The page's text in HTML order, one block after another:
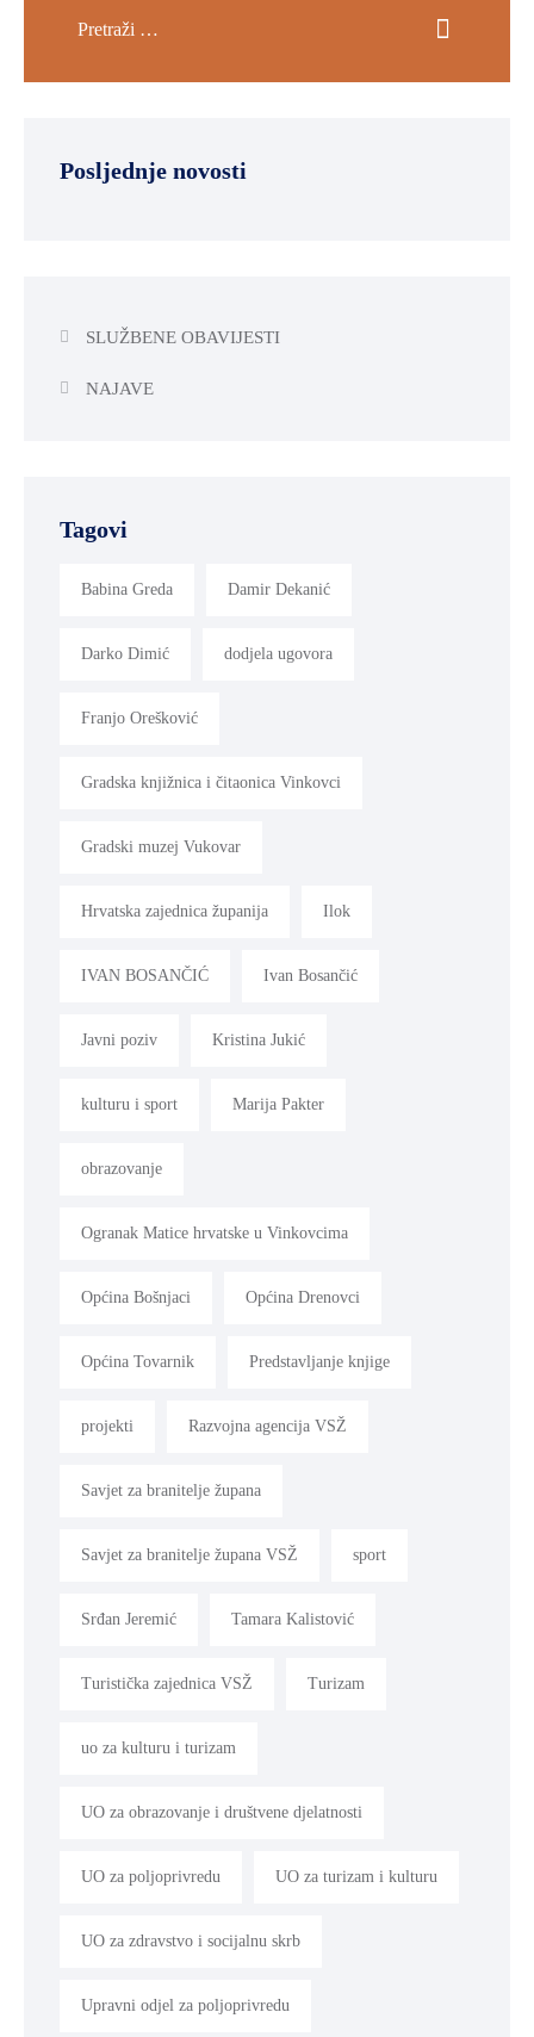
Posljednje novosti
SLUŽBENE OBAVIJESTI
NAJAVE
Tagovi
Babina Greda Damir Dekanić
Darko Dimić dodjela ugovora
Franjo Orešković
Gradska knjižnica i čitaonica Vinkovci
Gradski muzej Vukovar
Hrvatska zajednica županija Ilok
IVAN BOSANČIĆ Ivan Bosančić
Javni poziv Kristina Jukić
kulturu i sport Marija Pakter
obrazovanje
Ogranak Matice hrvatske u Vinkovcima
Općina Bošnjaci Općina Drenovci
Općina Tovarnik Predstavljanje knjige
projekti Razvojna agencija VSŽ
Savjet za branitelje župana
Savjet za branitelje župana VSŽ sport
Srđan Jeremić Tamara Kalistović
Turistička zajednica VSŽ Turizam
uo za kulturu i turizam
UO za obrazovanje i društvene djelatnosti
UO za poljoprivredu UO za turizam i kulturu
UO za zdravstvo i socijalnu skrb
Upravni odjel za poljoprivredu